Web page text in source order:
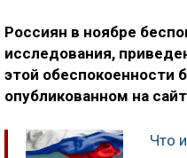
Россиян в ноябре
исследования,
этой обеспокоенности
опубликованном на
Что